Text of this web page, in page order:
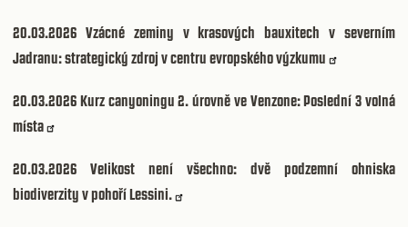
20.03.2026 Vzácné zeminy v krasových bauxitech v severním
Jadranu: strategický zdroj v centru evropského výzkumu
20.03.2026 Kurz canyoningu 2. úrovně ve Venzone: Poslední 3 volná
místa
20.03.2026 Velikost není všechno: dvě podzemní ohniska
biodiverzity v pohoří Lessini.